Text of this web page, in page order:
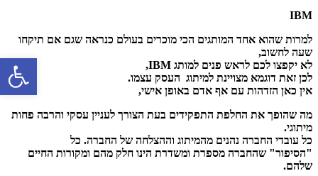
IBM
למרות שהוא אחד המותגים הכי מוכרים בעולם כנראה שגם אם תיקחו
שעה לחשוב,
לא יקפצו לכם לראש פנים למותג IBM,
לכן זאת דוגמא מצויינת למיתוג העסק עצמו.
אין כאן הזדהות עם אף אדם באופן אישי,
מה שהופך את החלפת התפקידים בעת הצורך לעניין עסקי והרבה פחות
מיתוגי.
כל עובדי החברה נהנים מהמיתוג וההצלחה של החברה. כל
"הסיפור" שהחברה מספרת ומשדרת הינו חלק מהם ומקורות החיים
שלהם.
פתח